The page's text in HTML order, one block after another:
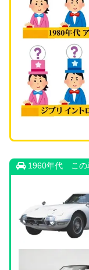
1960年代 こ